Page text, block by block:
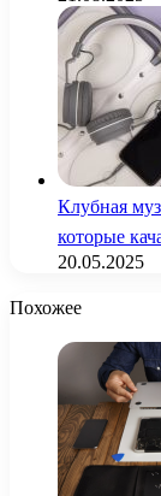
Клубная
которые
20.05.2025
Похожее